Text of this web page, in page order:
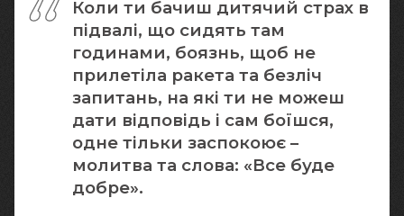
Коли ти бачиш дитячий страх в
підвалі, що сидять там
годинами, боязнь, щоб не
прилетіла ракета та безліч
запитань, на які ти не можеш
дати відповідь і сам боїшся,
одне тільки заспокоює –
молитва та слова: «Все буде
добре».